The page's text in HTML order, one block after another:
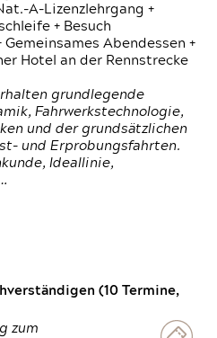
A-Lizenzlehrgang +
+ Besuch
Abendessen +
Hotel an der Rennstrecke
grundlegende
Fahrwerkstechnologie,
und der grundsätzlichen
und Erprobungsfahrten.
Ideallinie,
(10 Termine,
zum